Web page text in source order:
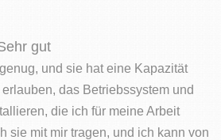
gut
und sie hat eine Kapazität
das Betriebssystem und
die ich für meine Arbeit
sie mit mir tragen, und ich kann von